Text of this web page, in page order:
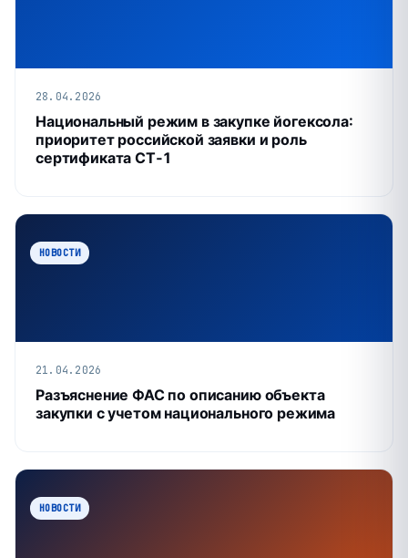
28.04.2026
Национальный режим в закупке йогексола:
приоритет российской заявки и роль
сертификата СТ‑1
НОВОСТИ
21.04.2026
Разъяснение ФАС по описанию объекта
закупки с учетом национального режима
НОВОСТИ